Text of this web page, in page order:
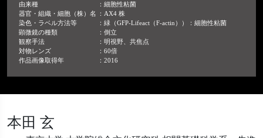
由来種
：細胞性粘菌
器官・組織・細胞（株）名
：AX4 株
染色・ラベル方法等
：緑（GFP-Lifeact（F-actin））：細胞性粘菌
顕微鏡の種類
：倒立
観察手法
：明視野、共焦点
対物レンズ
：60倍
作品画像取得年
：2016
本田 玄